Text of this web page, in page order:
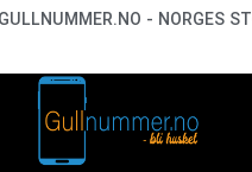
- NORGES